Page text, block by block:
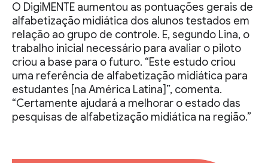
O DigiMENTE aumentou as pontuações gerais de
alfabetização midiática dos alunos testados em
relação ao grupo de controle. E, segundo Lina, o
trabalho inicial necessário para avaliar o piloto
criou a base para o futuro. “Este estudo criou
uma referência de alfabetização midiática para
estudantes [na América Latina]”, comenta.
“Certamente ajudará a melhorar o estado das
pesquisas de alfabetização midiática na região.”